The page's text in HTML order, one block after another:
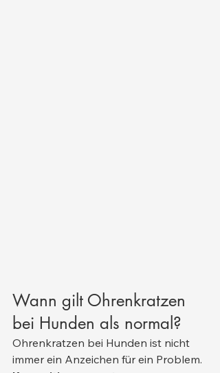
Wann gilt Ohrenkratzen
bei Hunden als normal?
Ohrenkratzen bei Hunden ist nicht
immer ein Anzeichen für ein Problem.